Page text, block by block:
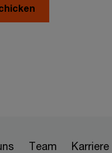
Team Karriere